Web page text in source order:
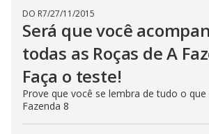
DO R7/27/11/2015
Será que você
todas as Roças de A
Faça o teste!
Prove que você se lembra de tudo o
Fazenda 8